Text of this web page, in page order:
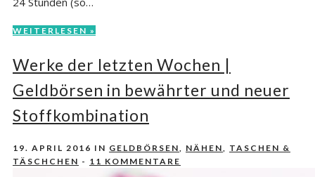
WEITERLESEN »
Werke der letzten Wochen |
Geldbörsen in bewährter und neuer
Stoffkombination
19. APRIL 2016 IN GELDBÖRSEN NÄHEN
TASCHEN &
TÄSCHCHEN - 11 KOMMENTARE